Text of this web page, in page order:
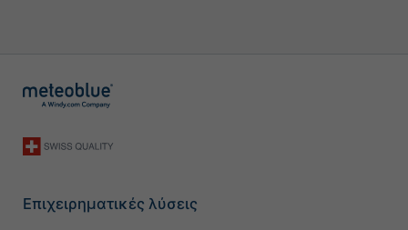
Επιχειρηματικές λύσεις